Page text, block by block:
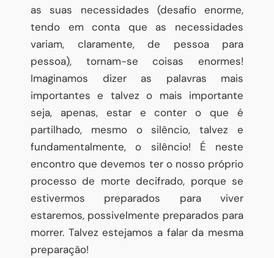
as suas necessidades (desafio enorme,
tendo em conta que as necessidades
variam, claramente, de pessoa para
pessoa), tornam-se coisas enormes!
Imaginamos dizer as palavras mais
importantes e talvez o mais importante
seja, apenas, estar e conter o que é
partilhado, mesmo o silêncio, talvez e
fundamentalmente, o silêncio! É neste
encontro que devemos ter o nosso próprio
processo de morte decifrado, porque se
estivermos preparados para viver
estaremos, possivelmente preparados para
morrer. Talvez estejamos a falar da mesma
preparação!